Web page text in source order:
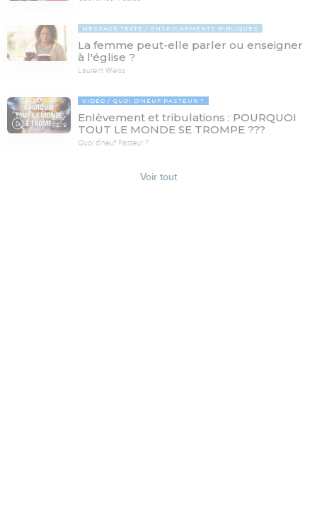
MESSAGE TEXTE ENSEIGNEMENTS BIBLIQUES
La femme peut-elle parler ou enseigner
à l'église ?
Laurent Weiss
78:19
VIDÉO QUOI D'NEUF PASTEUR ?
Enlèvement et tribulations : POURQUOI
TOUT LE MONDE SE TROMPE ???
Quoi d'neuf Pasteur ?
Voir tout